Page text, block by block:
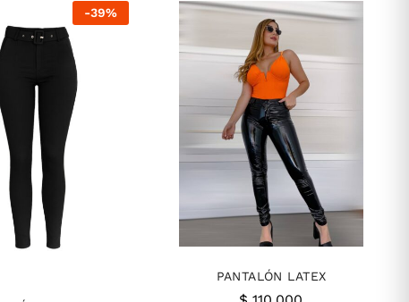
-39%
PANTALÓN LATEX